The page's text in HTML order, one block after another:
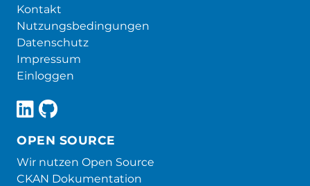
Kontakt
Nutzungsbedingungen
Datenschutz
Impressum
Einloggen
OPEN SOURCE
Wir nutzen Open Source
CKAN Dokumentation